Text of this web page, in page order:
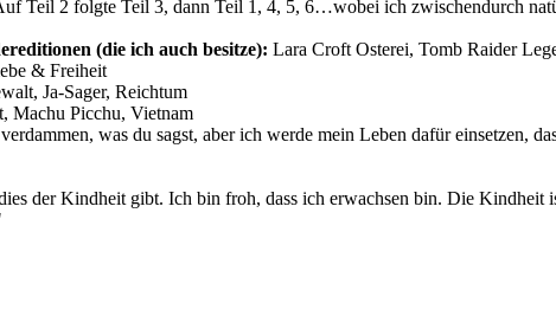
Teil 2 folgte Teil 3, dann Teil 1, 4, 5, 6…wobei ich zwischendurch
(die ich auch besitze): Lara Croft Osterei, Tomb Raider
& Freiheit
Ja-Sager, Reichtum
Machu Picchu, Vietnam
was du sagst, aber ich werde mein Leben dafür einsetzen,
der Kindheit gibt. Ich bin froh, dass ich erwachsen bin. Die